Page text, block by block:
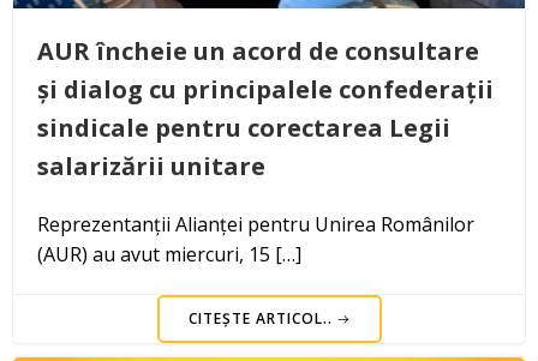
AUR încheie un acord de consultare
și dialog cu principalele confederații
sindicale pentru corectarea Legii
salarizării unitare
Reprezentanții Alianței pentru Unirea Românilor
(AUR) au avut miercuri, 15 […]
CITEȘTE ARTICOL..